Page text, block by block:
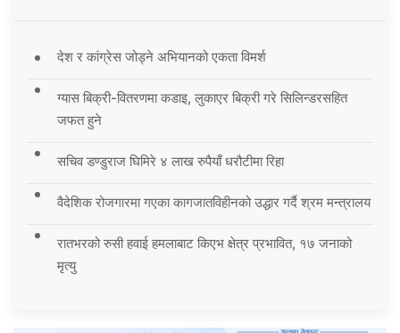
देश र कांग्रेस जोड्ने अभियानको एकता विमर्श
ग्यास बिक्री-वितरणमा कडाइ, लुकाएर बिक्री गरे सिलिन्डरसहित
जफत हुने
सचिव डण्डुराज घिमिरे ४ लाख रुपैयाँ धरौटीमा रिहा
वैदेशिक रोजगारमा गएका कागजातविहीनको उद्धार गर्दै श्रम मन्त्रालय
रातभरको रुसी हवाई हमलाबाट किएभ क्षेत्र प्रभावित, १७ जनाको
मृत्यु